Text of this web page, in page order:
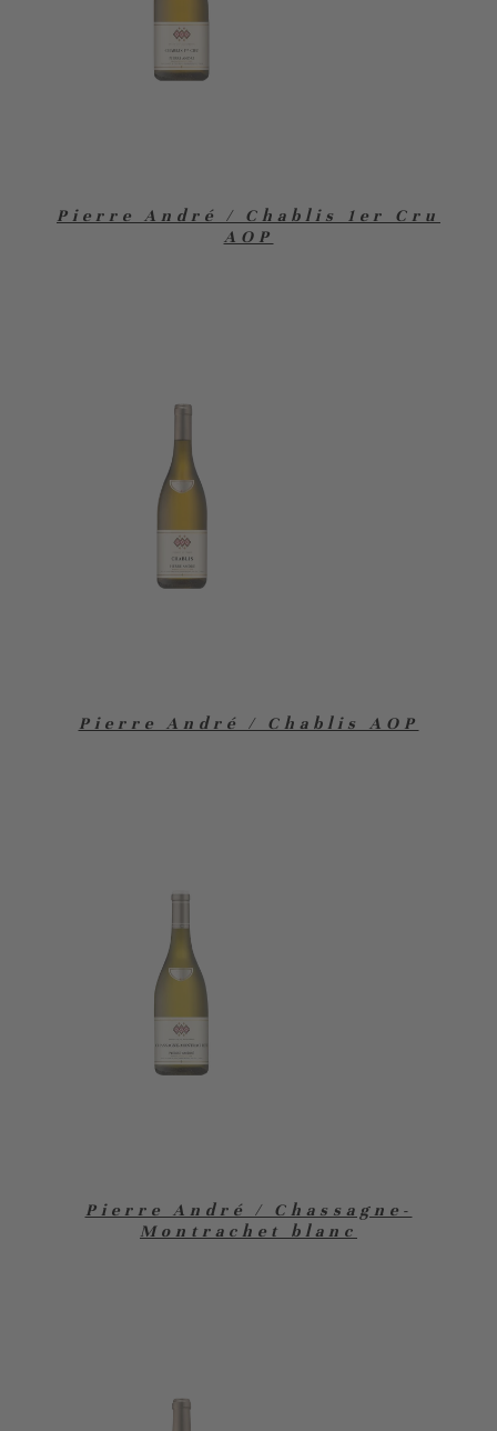
Pierre André / Chablis 1er Cru
AOP
Pierre André / Chablis AOP
Pierre André / Chassagne-
Montrachet blanc